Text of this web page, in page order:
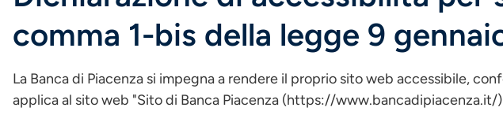
comma 1-bis della legge 9
La Banca di Piacenza si impegna a rendere il proprio sito web accessibile,
applica al sito web "Sito di Banca Piacenza (https://www.bancadipiacenza.it/